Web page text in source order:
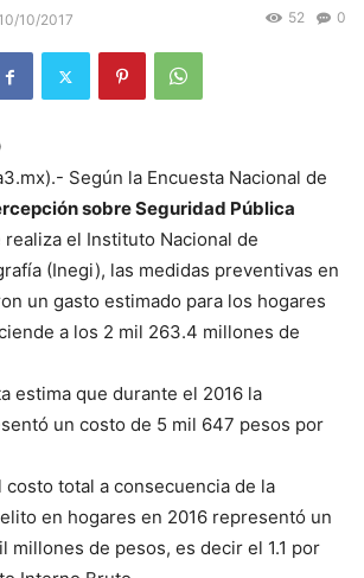
10/10/2017 0
52
Según la Encuesta Nacional de
sobre Seguridad Pública
realiza el Instituto Nacional de
(Inegi), las medidas preventivas en
un gasto estimado para los hogares
a los 2 mil 263.4 millones de
estima que durante el 2016 la
un costo de 5 mil 647 pesos por
costo total a consecuencia de la
en hogares en 2016 representó un
millones de pesos, es decir el 1.1 por